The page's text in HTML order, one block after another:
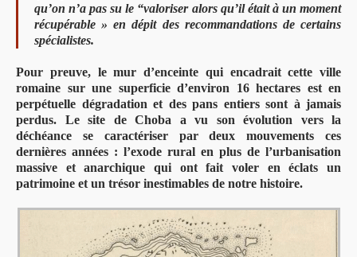
qu’on n’a pas su le “valoriser alors qu’il était à un moment
récupérable » en dépit des recommandations de certains
spécialistes.
Pour preuve, le mur d’enceinte qui encadrait cette ville
romaine sur une superficie d’environ 16 hectares est en
perpétuelle dégradation et des pans entiers sont à jamais
perdus. Le site de Choba a vu son évolution vers la
déchéance se caractériser par deux mouvements ces
dernières années : l’exode rural en plus de l’urbanisation
massive et anarchique qui ont fait voler en éclats un
patrimoine et un trésor inestimables de notre histoire.